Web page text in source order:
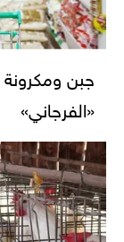
جبن
«الفرجاني»